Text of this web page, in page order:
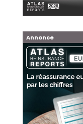
Annonce